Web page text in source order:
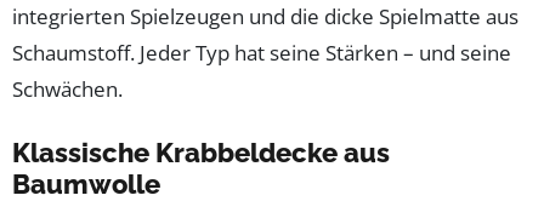
integrierten Spielzeugen und die dicke Spielmatte aus
Schaumstoff. Jeder Typ hat seine Stärken – und seine
Schwächen.
Klassische Krabbeldecke aus
Baumwolle